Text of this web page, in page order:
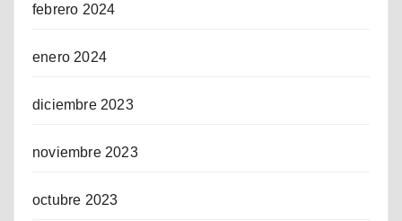
febrero 2024
enero 2024
diciembre 2023
noviembre 2023
octubre 2023